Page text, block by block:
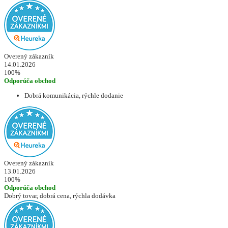
Overený zákazník
14.01.2026
100%
Odporúča obchod
Dobrá komunikácia, rýchle dodanie
Overený zákazník
13.01.2026
100%
Odporúča obchod
Dobrý tovar, dobrá cena, rýchla dodávka